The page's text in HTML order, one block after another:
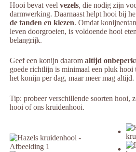
Hooi bevat veel vezels, die nodig zijn
darmwerking. Daarnaast helpt hooi bij
de tanden en kiezen. Omdat
leven doorgroeien, is voldoende hooi
belangrijk.
Geef een konijn daarom altijd
goede richtlijn is minimaal een pluk hooi
het konijn per dag, maar meer mag altijd.
Tip: probeer verschillende soorten hooi,
hooi of ons kruidenhooi.